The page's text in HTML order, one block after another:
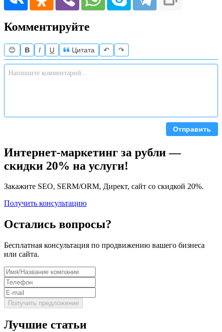
Комментируйте
😊 B I U Цитата ↶ ↷
Отправить
Интернет-маркетинг за рубли —
скидки 20% на услуги!
Закажите SEO, SERM/ORM, Директ, сайт со скидкой 20%.
Получить консультацию
Остались вопросы?
Бесплатная консультация по продвижению вашего бизнеса
или сайта.
Лучшие статьи